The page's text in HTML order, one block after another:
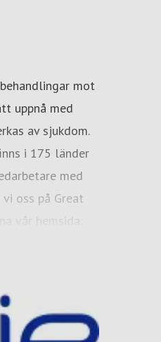
mot
uppnå med
av sjukdom.
i 175 länder
med
oss på Great